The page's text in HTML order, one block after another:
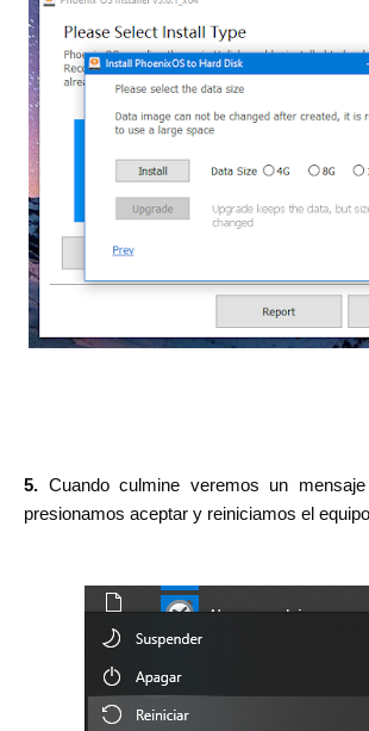
5. Cuando culmine veremos un
presionamos aceptar y reiniciamos el